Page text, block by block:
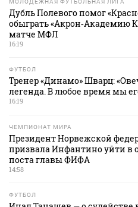
МОЛОДЕЖНАЯ ФУТБОЛЬНАЯ ЛИГА
Дубль Полевого помог
обыграть «Акрон‑Академию
матче МФЛ
16:19
ФУТБОЛ
Тренер «Динамо» Шварц:
легенда. В любое время мы
16:19
ЧЕМПИОНАТ МИРА
Президент Норвежской
призвала Инфантино уйти в
поста главы ФИФА
14:58
ФУТБОЛ